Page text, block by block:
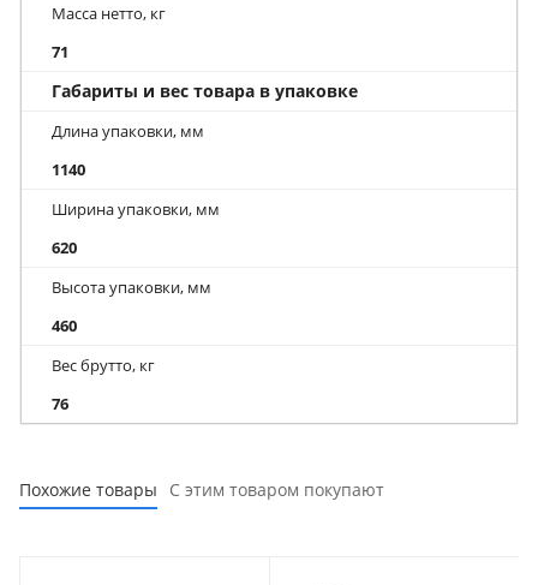
Масса нетто, кг
71
Габариты и вес товара в упаковке
Длина упаковки, мм
1140
Ширина упаковки, мм
620
Высота упаковки, мм
460
Вес брутто, кг
76
Похожие товары С этим товаром покупают